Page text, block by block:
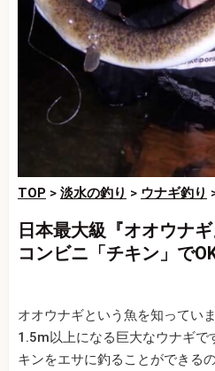
TOP > 淡水の釣り > ウナギ釣り
日本最大級『オオウナ
コンビニ「チキン」で
オオウナギという魚を知ってい
1.5m以上になる巨大なウナギで
キンをエサに釣ることができる